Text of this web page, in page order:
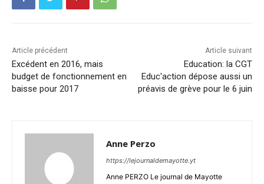
Article précédent
Excédent en 2016, mais
budget de fonctionnement en
baisse pour 2017
Article suivant
Education: la CGT
Educ'action dépose aussi un
préavis de grève pour le 6 juin
Anne Perzo
https://lejournaldemayotte.yt
Anne PERZO Le journal de Mayotte